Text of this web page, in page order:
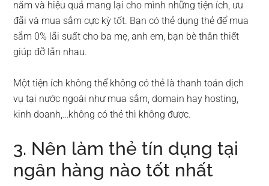
năm và hiệu quả mang lại cho mình những tiện ích, ưu
đãi và mua sắm cực kỳ tốt. Bạn có thẻ dụng thẻ để mua
sắm 0% lãi suất cho ba mẹ, anh em, bạn bè thân thiết
giúp đỡ lẫn nhau.
Một tiện ích không thể không có thẻ là thanh toán dịch
vụ tại nước ngoài như mua sắm, domain hay hosting,
kinh doanh,…không có thẻ thì không được.
3. Nên làm thẻ tín dụng tại
ngân hàng nào tốt nhất